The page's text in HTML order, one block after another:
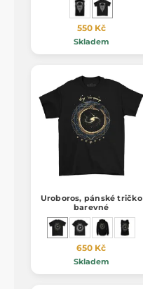
550 Kč
Skladem
Uroboros, pánské tričko
barevné
650 Kč
Skladem